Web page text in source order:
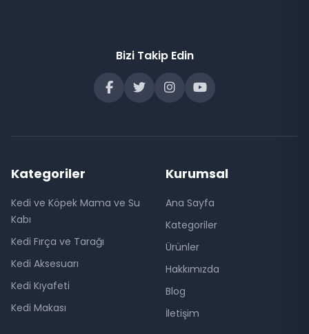
Bizi Takip Edin
Kategoriler
Kedi ve Köpek Mama ve Su
Kabı
Kedi Fırça ve Tarağı
Kedi Aksesuarı
Kedi Kıyafeti
Kedi Makası
Kurumsal
Ana Sayfa
Kategoriler
Ürünler
Hakkımızda
Blog
İletişim